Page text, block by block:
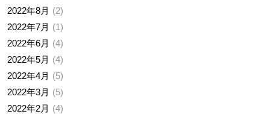
2022年8月
2
2022年7月
1
2022年6月
4
2022年5月
4
2022年4月
5
2022年3月
5
2022年2月
4